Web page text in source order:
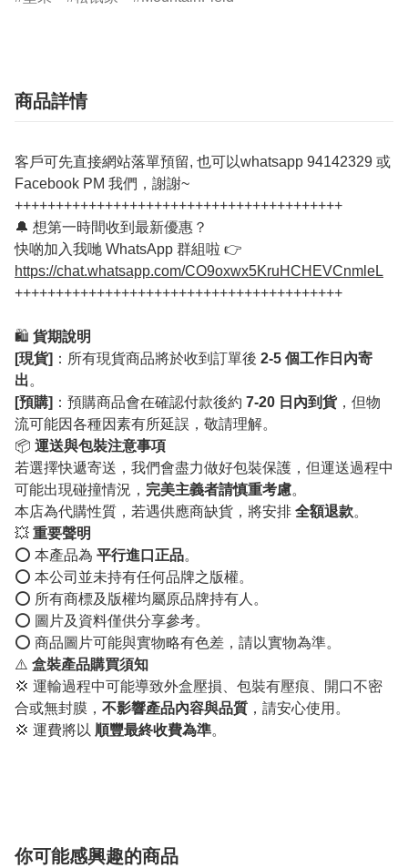
商品詳情
客戶可先直接網站落單預留, 也可以whatsapp 94142329 或
Facebook PM 我們，謝謝~
++++++++++++++++++++++++++++++++++++++++
🔔 想第一時間收到最新優惠？
快啲加入我哋 WhatsApp 群組啦 👉
https://chat.whatsapp.com/CO9oxwx5KruHCHEVCnmleL
++++++++++++++++++++++++++++++++++++++++
🛍️ 貨期說明
[現貨] ：所有現貨商品將於收到訂單後 2-5 個工作日內寄
出。
[預購] ：預購商品會在確認付款後約 7-20 日內到貨，但物
流可能因各種因素有所延誤，敬請理解。
📦 運送與包裝注意事項
若選擇快遞寄送，我們會盡力做好包裝保護，但運送過程中
可能出現碰撞情況， 完美主義者請慎重考慮。
本店為代購性質，若遇供應商缺貨，將安排 全額退款。
💥 重要聲明
⭕️ 本產品為 平行進口正品。
⭕️ 本公司並未持有任何品牌之版權。
⭕️ 所有商標及版權均屬原品牌持有人。
⭕️ 圖片及資料僅供分享參考。
⭕️ 商品圖片可能與實物略有色差，請以實物為準。
⚠️ 盒裝產品購買須知
💢 運輸過程中可能導致外盒壓損、包裝有壓痕、開口不密
合或無封膜， 不影響產品內容與品質 ，請安心使用。
💢 運費將以 順豐最終收費為準。
你可能感興趣的商品